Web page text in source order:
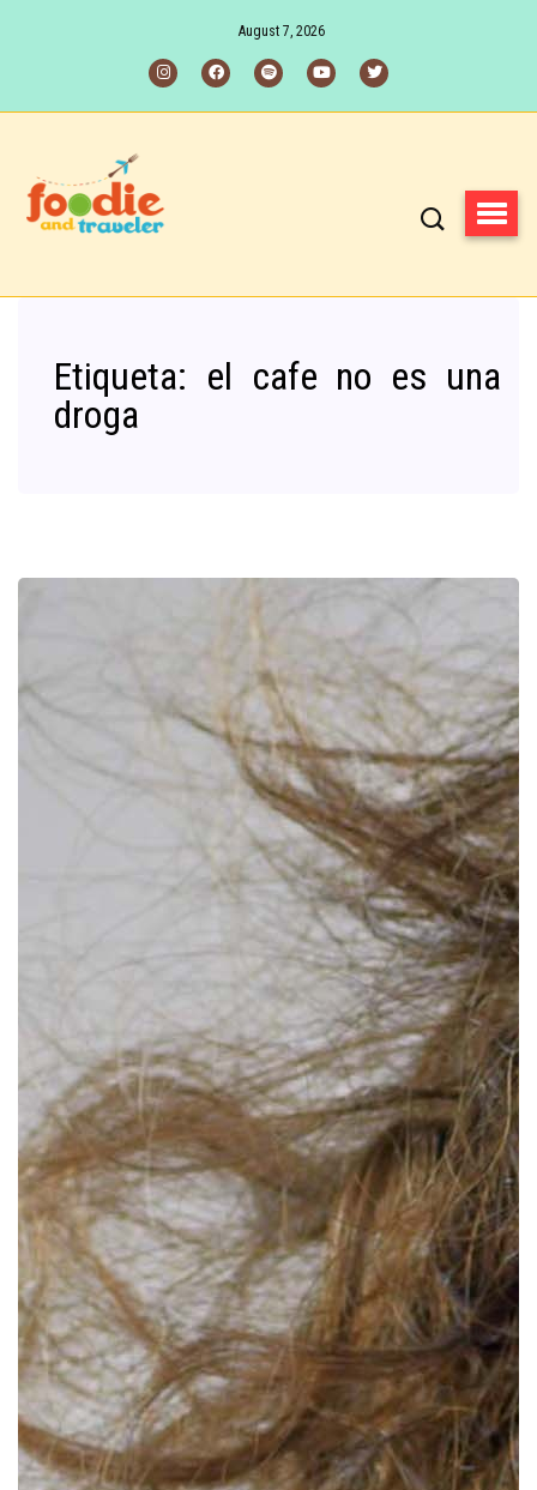
August 7, 2026
Etiqueta: el cafe no es una
droga